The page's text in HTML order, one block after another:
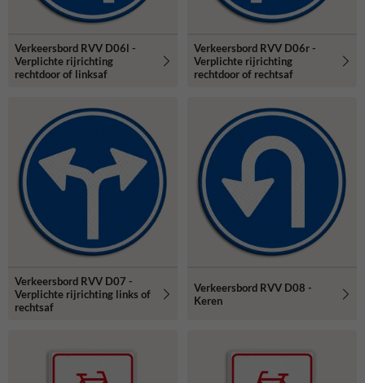
Verkeersbord RVV D06l -
Verplichte rijrichting
rechtdoor of linksaf
Verkeersbord RVV D06r -
Verplichte rijrichting
rechtdoor of rechtsaf
Verkeersbord RVV D07 -
Verplichte rijrichting links of
rechtsaf
Verkeersbord RVV D08 -
Keren